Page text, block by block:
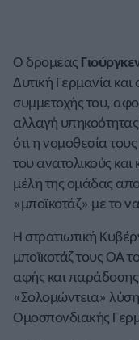
Ο δρομέας
Δυτική Γερμανία
συμμετοχής του,
αλλαγή
ότι η νομοθεσία
του ανατολικούς
μέλη της ομάδας
«μποϊκοτάζ» με το
Η στρατιωτική
μποϊκοτάζ τους ΟΑ
αφής και
«Σολομώντεια»
Ομοσπονδιακής